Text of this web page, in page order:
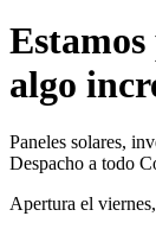
Estamos
algo
Paneles solares,
Despacho a todo
Apertura el